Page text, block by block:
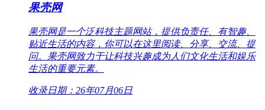
果壳网
果壳网是一个泛科技主题网站，提供负责任、有智趣、
贴近生活的内容，你可以在这里阅读、分享、交流、提
问。果壳网致力于让科技兴趣成为人们文化生活和娱乐
生活的重要元素。
收录日期：26年07月06日